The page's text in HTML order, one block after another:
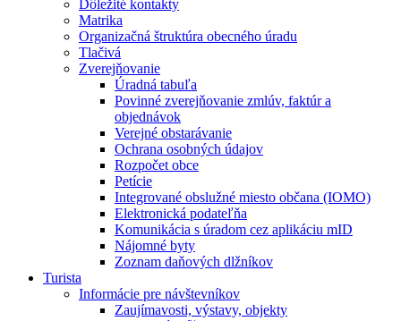
Dôležité kontakty
Matrika
Organizačná štruktúra obecného úradu
Tlačivá
Zverejňovanie
Úradná tabuľa
Povinné zverejňovanie zmlúv, faktúr a
objednávok
Verejné obstarávanie
Ochrana osobných údajov
Rozpočet obce
Petície
Integrované obslužné miesto občana (IOMO)
Elektronická podateľňa
Komunikácia s úradom cez aplikáciu mID
Nájomné byty
Zoznam daňových dlžníkov
Turista
Informácie pre návštevníkov
Zaujímavosti, výstavy, objekty